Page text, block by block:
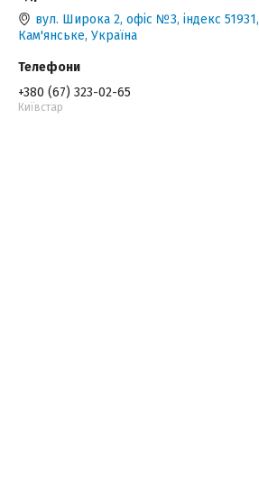
вул. Широка 2, офіс №3, індекс 51931,
Кам'янське, Україна
+380 (67) 323-02-65
Київстар